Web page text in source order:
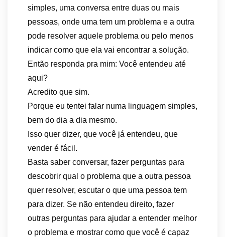
simples, uma conversa entre duas ou mais
pessoas, onde uma tem um problema e a outra
pode resolver aquele problema ou pelo menos
indicar como que ela vai encontrar a solução.
Então responda pra mim: Você entendeu até
aqui?
Acredito que sim.
Porque eu tentei falar numa linguagem simples,
bem do dia a dia mesmo.
Isso quer dizer, que você já entendeu, que
vender é fácil.
Basta saber conversar, fazer perguntas para
descobrir qual o problema que a outra pessoa
quer resolver, escutar o que uma pessoa tem
para dizer. Se não entendeu direito, fazer
outras perguntas para ajudar a entender melhor
o problema e mostrar como que você é capaz